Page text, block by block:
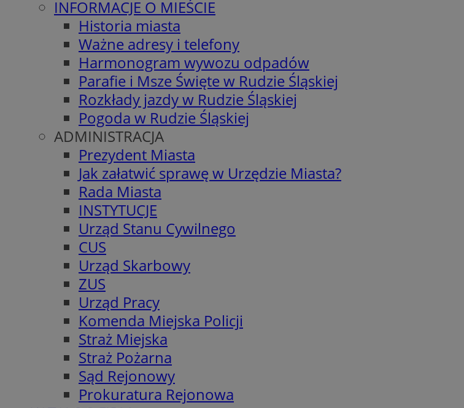
INFORMACJE O MIEŚCIE
Historia miasta
Ważne adresy i telefony
Harmonogram wywozu odpadów
Parafie i Msze Święte w Rudzie Śląskiej
Rozkłady jazdy w Rudzie Śląskiej
Pogoda w Rudzie Śląskiej
ADMINISTRACJA
Prezydent Miasta
Jak załatwić sprawę w Urzędzie Miasta?
Rada Miasta
INSTYTUCJE
Urząd Stanu Cywilnego
CUS
Urząd Skarbowy
ZUS
Urząd Pracy
Komenda Miejska Policji
Straż Miejska
Straż Pożarna
Sąd Rejonowy
Prokuratura Rejonowa